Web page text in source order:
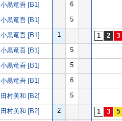
小黒竜吾 [B1] 6
小黒竜吾 [B1] 5
小黒竜吾 [B1] 1
小黒竜吾 [B1] 5
小黒竜吾 [B1] 5
小黒竜吾 [B1] 6
田村美和 [B2] 5
田村美和 [B2] 2